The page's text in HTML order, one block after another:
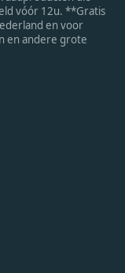
vóór 12u. **Gratis
en voor
en andere grote